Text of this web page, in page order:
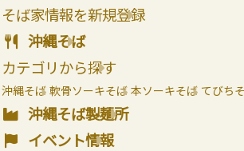
そば家情報を新規登録
沖縄そば
カテゴリから探す
沖縄そば 軟骨ソーキそば 本ソーキそば てびち
沖縄そば製麺所
イベント情報